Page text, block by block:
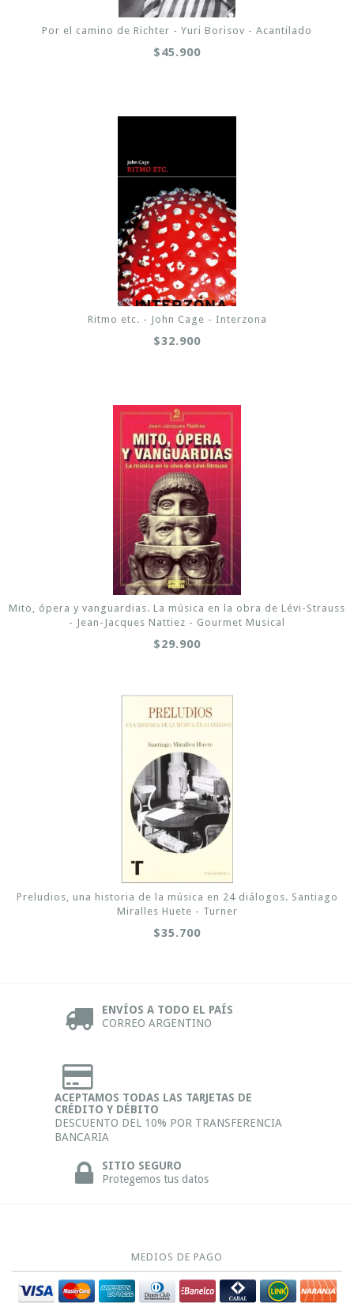
Por el camino de Richter - Yuri Borisov - Acantilado
$45.900
Ritmo etc. - John Cage - Interzona
$32.900
Mito, ópera y vanguardias. La música en la obra de Lévi-Strauss
- Jean-Jacques Nattiez - Gourmet Musical
$29.900
Preludios, una historia de la música en 24 diálogos. Santiago
Miralles Huete - Turner
$35.700
ENVÍOS A TODO EL PAÍS
CORREO ARGENTINO
ACEPTAMOS TODAS LAS TARJETAS DE
CRÉDITO Y DÉBITO
DESCUENTO DEL 10% POR TRANSFERENCIA
BANCARIA
SITIO SEGURO
Protegemos tus datos
MEDIOS DE PAGO